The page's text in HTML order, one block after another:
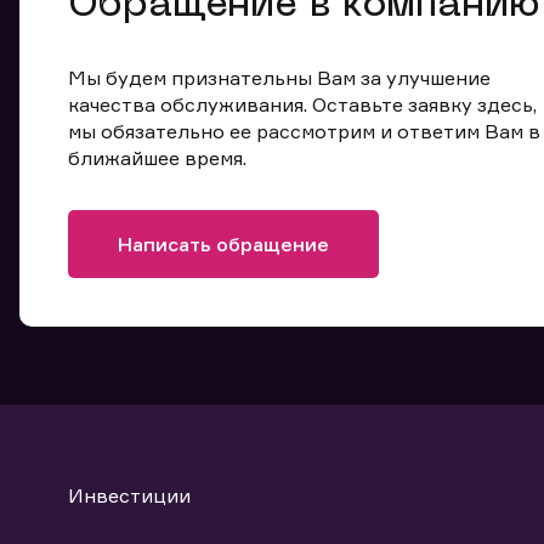
Мы будем признательны Вам за улучшение
качества обслуживания. Оставьте заявку здесь,
мы обязательно ее рассмотрим и ответим Вам в
ближайшее время.
Написать обращение
Инвестиции